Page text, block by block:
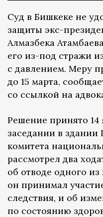
Суд в Бишкеке не
защиты экс-
Алмазбека
его из-под стражи
с давлением. Меру
до 15 марта,
со ссылкой на
Решение принято
заседании в здании
комитета
рассмотрел два
об отводе одного
он принимал
следствия, и об
по состоянию